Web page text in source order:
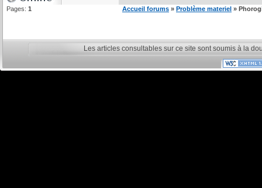
Pages: 1 Accueil forums » Problème materiel »
Les articles consultables sur ce site sont soumis à la